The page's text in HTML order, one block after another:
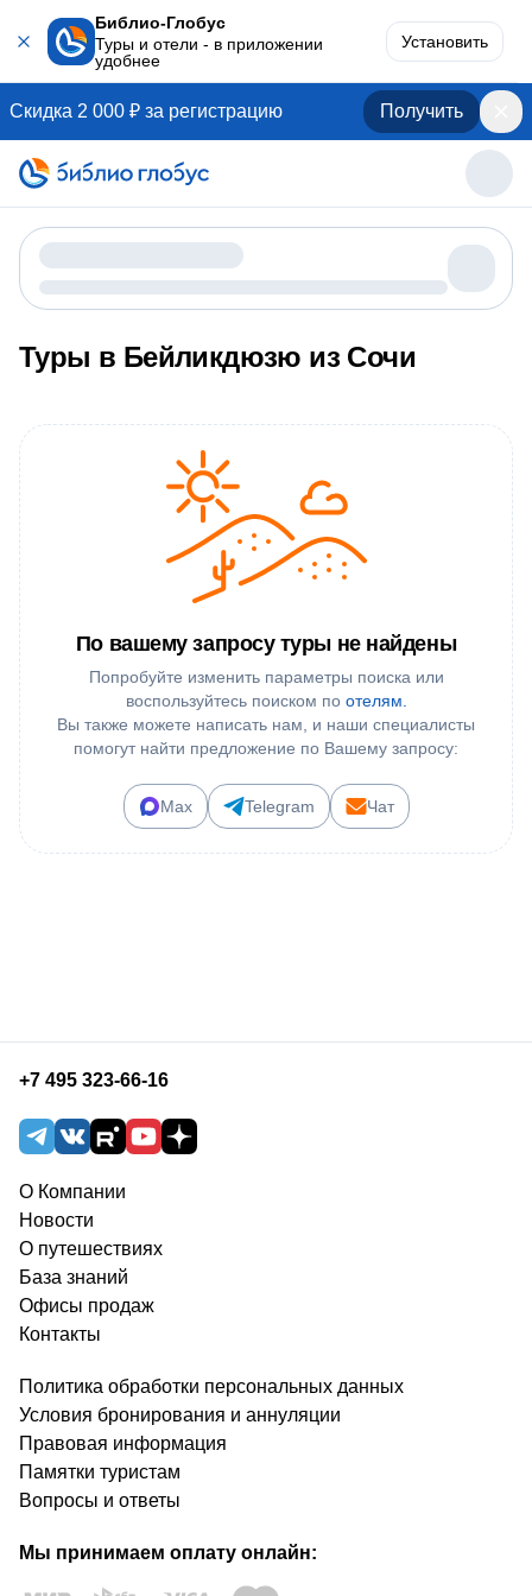
Библио-Глобус
Туры и отели - в приложении
удобнее
Установить
Скидка 2 000 ₽ за регистрацию Получить
Туры в Бейликдюзю из Сочи
По вашему запросу туры не найдены
Попробуйте изменить параметры поиска или
воспользуйтесь поиском по отелям.
Вы также можете написать нам, и наши специалисты
помогут найти предложение по Вашему запросу:
Max Telegram Чат
+7 495 323-66-16
О Компании
Новости
О путешествиях
База знаний
Офисы продаж
Контакты
Политика обработки персональных данных
Условия бронирования и аннуляции
Правовая информация
Памятки туристам
Вопросы и ответы
Мы принимаем оплату онлайн: